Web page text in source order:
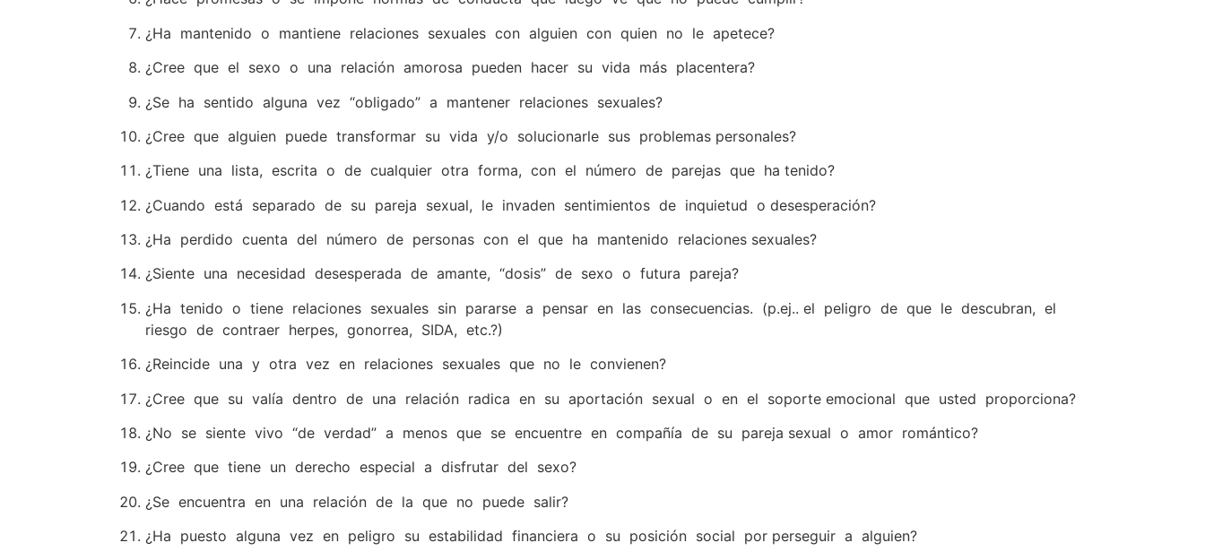
¿Ha mantenido o mantiene relaciones sexuales con alguien con quien no le apetece?
¿Cree que el sexo o una relación amorosa pueden hacer su vida más placentera?
¿Se ha sentido alguna vez “obligado” a mantener relaciones sexuales?
¿Cree que alguien puede transformar su vida y/o solucionarle sus problemas personales?
¿Tiene una lista, escrita o de cualquier otra forma, con el número de parejas que ha tenido?
¿Cuando está separado de su pareja sexual, le invaden sentimientos de inquietud o desesperación?
¿Ha perdido cuenta del número de personas con el que ha mantenido relaciones sexuales?
¿Siente una necesidad desesperada de amante, “dosis” de sexo o futura pareja?
¿Ha tenido o tiene relaciones sexuales sin pararse a pensar en las consecuencias. (p.ej.. el peligro de que le descubran, el
riesgo de contraer herpes, gonorrea, SIDA, etc.?)
¿Reincide una y otra vez en relaciones sexuales que no le convienen?
¿Cree que su valía dentro de una relación radica en su aportación sexual o en el soporte emocional que usted proporciona?
¿No se siente vivo “de verdad” a menos que se encuentre en compañía de su pareja sexual o amor romántico?
¿Cree que tiene un derecho especial a disfrutar del sexo?
¿Se encuentra en una relación de la que no puede salir?
¿Ha puesto alguna vez en peligro su estabilidad financiera o su posición social por perseguir a alguien?